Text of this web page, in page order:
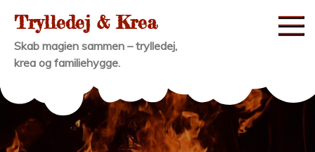
content
Trylledej & Krea
Skab magien sammen – trylledej,
krea og familiehygge.